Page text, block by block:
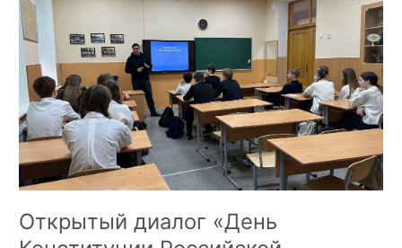
Медицинском
колледже
Открытый диалог «День